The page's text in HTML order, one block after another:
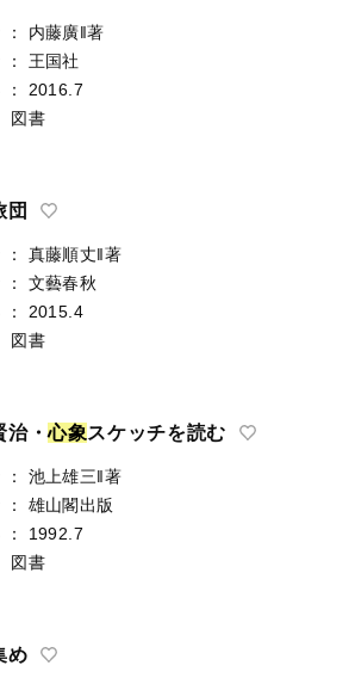
：
内藤廣‖著
：
王国社
：
2016.7
図書
団
：
真藤順丈‖著
：
文藝春秋
：
2015.4
図書
治・心象スケッチを読む
：
池上雄三‖著
：
雄山閣出版
：
1992.7
図書
め